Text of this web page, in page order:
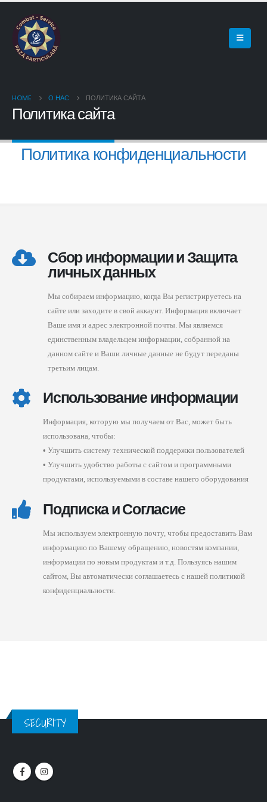
HOME О НАС ПОЛИТИКА САЙТА
Политика сайта
Политика конфиденциальности
Сбор информации и Защита
личных данных
Мы собираем информацию, когда Вы регистрируетесь на
сайте или заходите в свой аккаунт. Информация включает
Ваше имя и адрес электронной почты. Мы являемся
единственным владельцем информации, собранной на
данном сайте и Ваши личные данные не будут переданы
третьим лицам.
Использование информации
Информация, которую мы получаем от Вас, может быть
использована, чтобы:
• Улучшить систему технической поддержки пользователей
• Улучшить удобство работы с сайтом и программными
продуктами, используемыми в составе нашего оборудования
Подписка и Согласие
Мы используем электронную почту, чтобы предоставить Вам
информацию по Вашему обращению, новостям компании,
информации по новым продуктам и т.д. Пользуясь нашим
сайтом, Вы автоматически соглашаетесь с нашей политикой
конфиденциальности.
SECURITY